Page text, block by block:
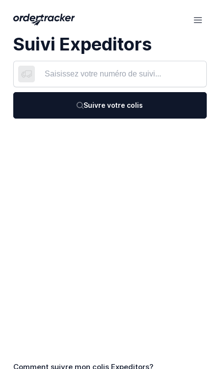
Suivi Expeditors
Suivre votre colis
Comment suivre mon colis Expeditors?